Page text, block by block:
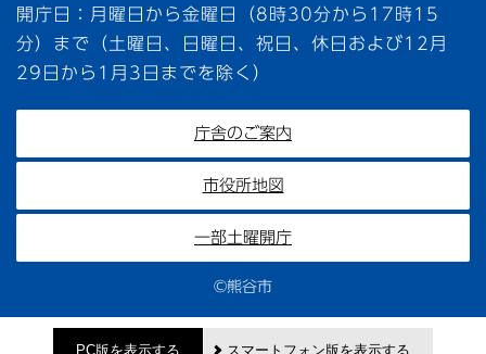
開庁日：月曜日から金曜日（8時30分から17時15
分）まで（土曜日、日曜日、祝日、休日および12月
29日から1月3日までを除く）
庁舎のご案内
市役所地図
一部土曜開庁
©熊谷市
PC版を表示する スマートフォン版を表示する